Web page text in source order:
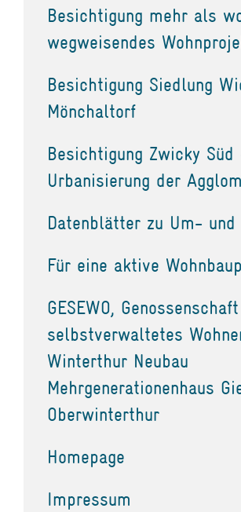
Besichtigung mehr als
wegweisendes
Besichtigung Siedlung
Mönchaltorf
Besichtigung Zwicky Süd
Urbanisierung der
Datenblätter zu Um- und
Für eine aktive
GESEWO,
selbstverwaltetes
Winterthur Neubau
Mehrgenerationenhaus
Oberwinterthur
Homepage
Impressum